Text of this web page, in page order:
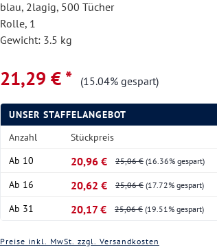
blau, 2lagig, 500 Tücher
Rolle, 1
Gewicht: 3.5 kg
21,29 € * (15.04% gespart)
UNSER STAFFELANGEBOT
Anzahl
Stückpreis
Ab 10 20,96 € 25,06 € (16.36% gespart)
Ab 16 20,62 € 25,06 € (17.72% gespart)
Ab 31 20,17 € 25,06 € (19.51% gespart)
Preise inkl. MwSt. zzgl. Versandkosten